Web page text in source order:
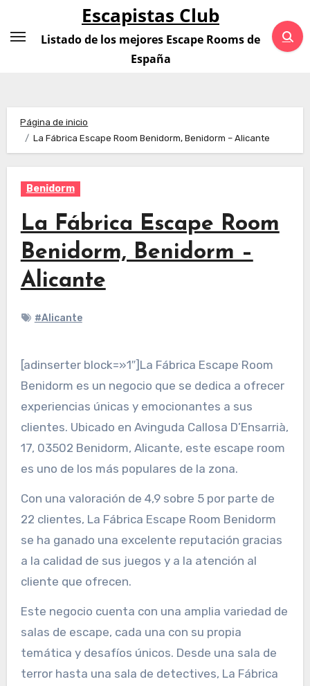
contenido
Escapistas Club
Listado de los mejores Escape Rooms de
España
Página de inicio
La Fábrica Escape Room Benidorm, Benidorm – Alicante
Benidorm
La Fábrica Escape Room
Benidorm, Benidorm –
Alicante
#Alicante
[adinserter block=»1″]La Fábrica Escape Room
Benidorm es un negocio que se dedica a ofrecer
experiencias únicas y emocionantes a sus
clientes. Ubicado en Avinguda Callosa D’Ensarrià,
17, 03502 Benidorm, Alicante, este escape room
es uno de los más populares de la zona.
Con una valoración de 4,9 sobre 5 por parte de
22 clientes, La Fábrica Escape Room Benidorm
se ha ganado una excelente reputación gracias
a la calidad de sus juegos y a la atención al
cliente que ofrecen.
Este negocio cuenta con una amplia variedad de
salas de escape, cada una con su propia
temática y desafíos únicos. Desde una sala de
terror hasta una sala de detectives, La Fábrica